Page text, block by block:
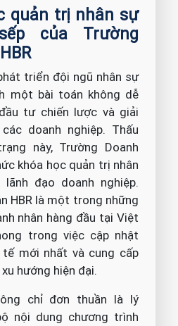
quản trị nhân sự
của Trường
triển đội ngũ nhân sự
một bài toán không dễ
tư chiến lược và giải
doanh nghiệp. Thấu
này, Trường Doanh
khóa học quản trị nhân
đạo doanh nghiệp.
HBR là một trong những
nhân hàng đầu tại Việt
trong việc cập nhật
mới nhất và cung cấp
hướng hiện đại.
chỉ đơn thuần là lý
nội dung chương trình